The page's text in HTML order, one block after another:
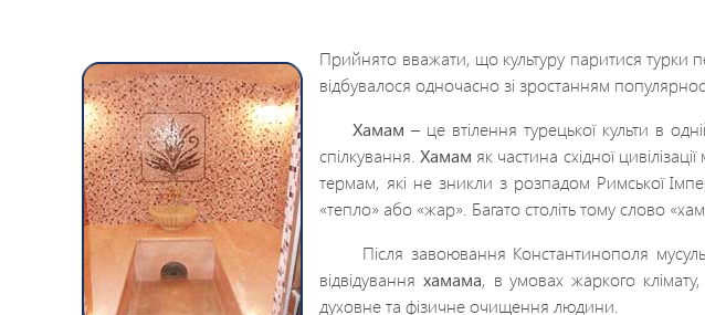
Прийнято вважати, що культуру паритися турки
відбувалося одночасно зі зростанням
Хамам – це втілення турецької культи в
спілкування.Хамам як частина східної
термам, які не зникли з розпадом Римської
«тепло» або «жар». Багато століть тому слово
Після завоювання Константинополя
відвідування хамама, в умовах жаркого
духовне та фізичне очищення людини.